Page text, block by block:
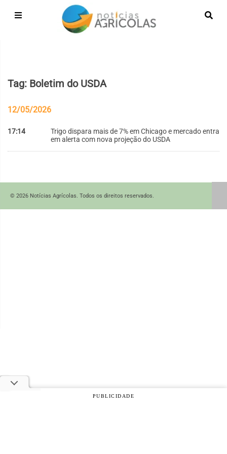
Tag: Boletim do USDA
12/05/2026
17:14
Trigo dispara mais de 7% em Chicago e mercado entra
em alerta com nova projeção do USDA
© 2026 Notícias Agrícolas. Todos os direitos reservados.
PUBLICIDADE